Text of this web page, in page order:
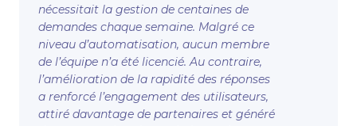
nécessitait la gestion de centaines de
demandes chaque semaine. Malgré ce
niveau d’automatisation, aucun membre
de l’équipe n’a été licencié. Au contraire,
l’amélioration de la rapidité des réponses
a renforcé l’engagement des utilisateurs,
attiré davantage de partenaires et généré